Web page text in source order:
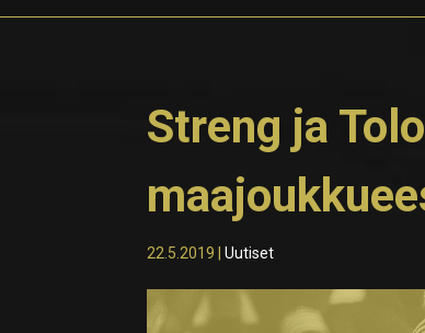
Streng ja
22.5.2019 |Uutiset